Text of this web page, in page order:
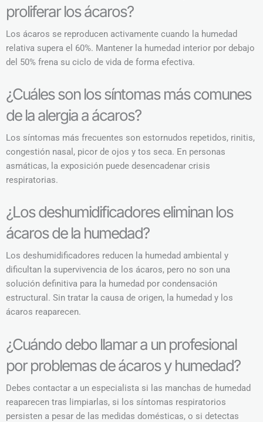
proliferar los ácaros?
Los ácaros se reproducen activamente cuando la humedad
relativa supera el 60%. Mantener la humedad interior por debajo
del 50% frena su ciclo de vida de forma efectiva.
¿Cuáles son los síntomas más comunes
de la alergia a ácaros?
Los síntomas más frecuentes son estornudos repetidos, rinitis,
congestión nasal, picor de ojos y tos seca. En personas
asmáticas, la exposición puede desencadenar crisis
respiratorias.
¿Los deshumidificadores eliminan los
ácaros de la humedad?
Los deshumidificadores reducen la humedad ambiental y
dificultan la supervivencia de los ácaros, pero no son una
solución definitiva para la humedad por condensación
estructural. Sin tratar la causa de origen, la humedad y los
ácaros reaparecen.
¿Cuándo debo llamar a un profesional
por problemas de ácaros y humedad?
Debes contactar a un especialista si las manchas de humedad
reaparecen tras limpiarlas, si los síntomas respiratorios
persisten a pesar de las medidas domésticas, o si detectas